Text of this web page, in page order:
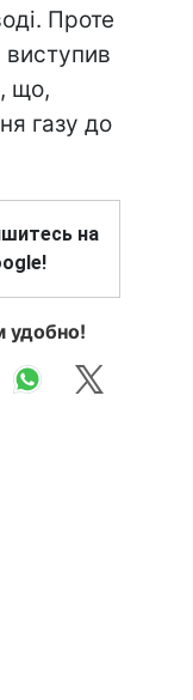
Проте
виступив
що,
газу до
на
удобно!